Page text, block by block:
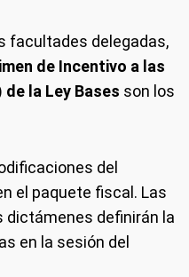
facultades delegadas,
de Incentivo a las
la Ley Bases son los
del
el paquete fiscal. Las
dictámenes definirán la
en la sesión del